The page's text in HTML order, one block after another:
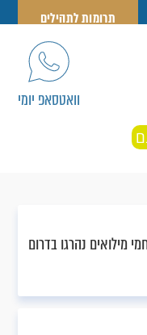
תרומות לתהילים
וואטסאפ יומי
מילואים נהרגו בדרום